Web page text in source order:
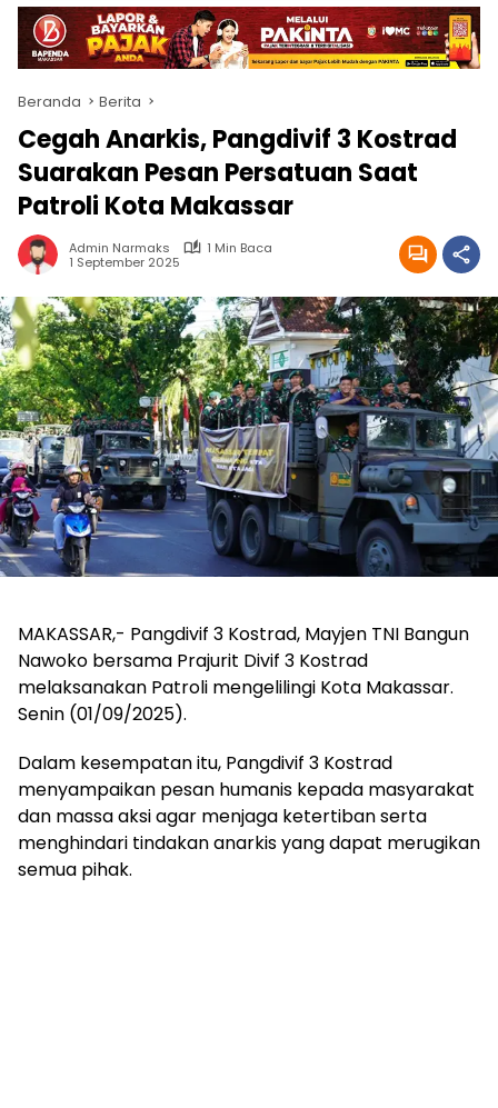
Beranda Berita
Cegah Anarkis, Pangdivif 3 Kostrad
Suarakan Pesan Persatuan Saat
Patroli Kota Makassar
Admin Narmaks
1 Min Baca
1 September 2025
MAKASSAR,- Pangdivif 3 Kostrad, Mayjen TNI Bangun
Nawoko bersama Prajurit Divif 3 Kostrad
melaksanakan Patroli mengelilingi Kota Makassar.
Senin (01/09/2025).
Dalam kesempatan itu, Pangdivif 3 Kostrad
menyampaikan pesan humanis kepada masyarakat
dan massa aksi agar menjaga ketertiban serta
menghindari tindakan anarkis yang dapat merugikan
semua pihak.